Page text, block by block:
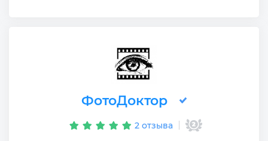
ФотоДоктор
2 отзыва